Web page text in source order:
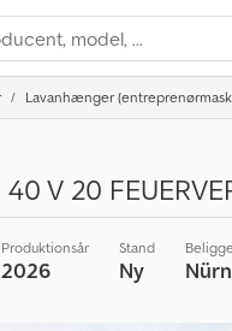
Lavanhænger
V 20
Produktionsår
2026
Stand
Ny